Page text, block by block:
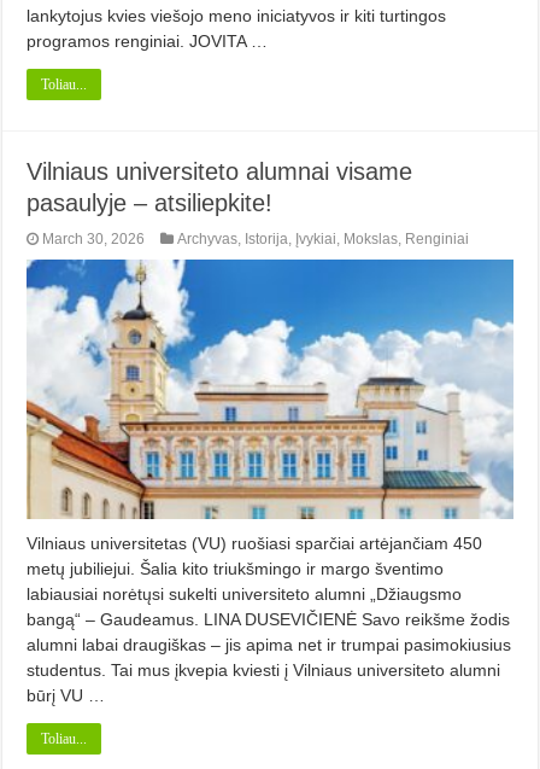
lankytojus kvies viešojo meno iniciatyvos ir kiti turtingos
programos renginiai. JOVITA …
Toliau...
Vilniaus universiteto alumnai visame
pasaulyje – atsiliepkite!
March 30, 2026 Archyvas, Istorija, Įvykiai, Mokslas, Renginiai
Vilniaus universitetas (VU) ruošiasi sparčiai artėjančiam 450
metų jubiliejui. Šalia kito triukšmingo ir margo šventimo
labiausiai norėtųsi sukelti universiteto alumni „Džiaugsmo
bangą“ – Gaudeamus. LINA DUSEVIČIENĖ Savo reikšme žodis
alumni labai draugiškas – jis apima net ir trumpai pasimokiusius
studentus. Tai mus įkvepia kviesti į Vilniaus universiteto alumni
būrį VU …
Toliau...